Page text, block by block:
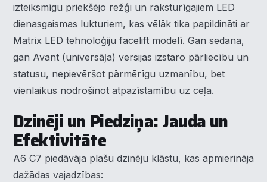
izteiksmīgu priekšējo režģi un raksturīgajiem LED
dienasgaismas lukturiem, kas vēlāk tika papildināti ar
Matrix LED tehnoloģiju facelift modelī. Gan sedana,
gan Avant (universāļa) versijas izstaro pārliecību un
statusu, nepievēršot pārmērīgu uzmanību, bet
vienlaikus nodrošinot atpazīstamību uz ceļa.
Dzinēji un Piedziņa: Jauda un
Efektivitāte
A6 C7 piedāvāja plašu dzinēju klāstu, kas apmierināja
dažādas vajadzības: